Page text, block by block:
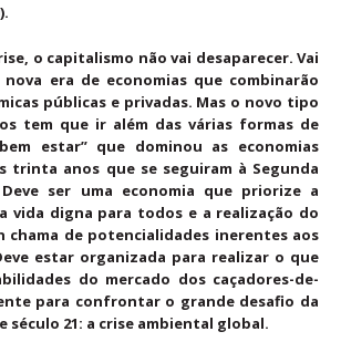
o capitalismo não vai desaparecer. Vai
era de economias que combinarão
públicas e privadas. Mas o novo tipo
tem que ir além das várias formas de
estar” que dominou as economias
trinta anos que se seguiram à Segunda
ser uma economia que priorize a
vida digna para todos e a realização do
chama de potencialidades inerentes aos
estar organizada para realizar o que
do mercado dos caçadores-de-
para confrontar o grande desafio da
século 21: a crise ambiental global.